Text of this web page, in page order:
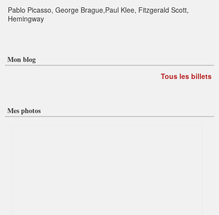
Pablo Picasso, George Brague,Paul Klee, Fitzgerald Scott,
Hemingway
Mon blog
Tous les billets
Mes photos